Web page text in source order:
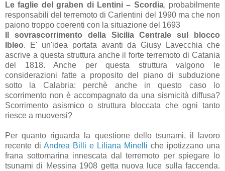
Le faglie del graben di Lentini – Scordia, probabilmente
responsabili del terremoto di Carlentini del 1990 ma che non
paiono troppo coerenti con la situazione del 1693
Il sovrascorrimento della Sicilia Centrale sul blocco
Ibleo. E' un'idea portata avanti da Giusy Lavecchia che
ascrive a questa struttura anche il forte terremoto di Catania
del 1818. Anche per questa struttura valgono le
considerazioni fatte a proposito del piano di subduzione
sotto la Calabria: perchè anche in questo caso lo
scorrimento non è accompagnato da una sismicità diffusa?
Scorrimento asismico o struttura bloccata che ogni tanto
riesce a muoversi?
Per quanto riguarda la questione dello tsunami, il lavoro
recente di Andrea Billi e Liliana Minelli che ipotizzano una
frana sottomarina innescata dal terremoto per spiegare lo
tsunami di Messina 1908 getta nuova luce sulla faccenda.